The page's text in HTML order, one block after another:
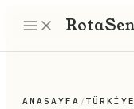
Rota
ANASAYFA /TÜRKIYE